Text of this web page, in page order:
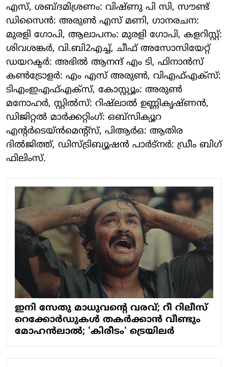
എസ്, ശബ്ദമിശ്രണം: വിഷ്ണു പി സി, സൗണ്ട്
ഡിസൈൻ: അരുൺ എസ് മണി, ഗാനരചന:
മുരളി ഗോപി, ആലാപനം: മുരളി ഗോപി, കളറിസ്റ്റ്:
ശിവശങ്കർ, വി.ബി2എച്ച്, ചീഫ് അസോസിയേറ്റ്
ഡയറക്ടർ: അഭിൽ ആനന്ദ് എം ടി, ഫിനാൻസ്
കൺട്രോളർ: എം എസ് അരുൺ, വിഎഫ്എക്സ്:
ടിഎംഇഎഫ്എക്സ്, കോസ്റ്റ്യൂം: അരുൺ
മനോഹർ, സ്റ്റിൽസ്: റിഷ്‍ലാൽ ഉണ്ണികൃഷ്ണൻ,
ഡിജിറ്റൽ മാർക്കറ്റിംഗ്: ഒബ്സിക്യൂറ
എൻ്റർടെയ്ൻമെൻ്റ്സ്, പിആർഒ: ആതിര
ദിൽജിത്ത്, ഡിസ്ട്രിബ്യൂഷൻ പാർട്നർ: ഡ്രീം ബിഗ്
ഫിലിംസ്.
ഇനി സേതു മാധുവന്‍റെ വരവ്; റീ റിലീസ്
റെക്കോര്‍ഡുകള്‍ തകര്‍ക്കാന്‍ വീണ്ടും
മോഹന്‍ലാല്‍; 'കിരീടം' ട്രെയിലര്‍